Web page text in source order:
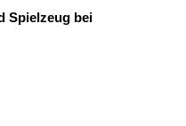
Spielzeug bei